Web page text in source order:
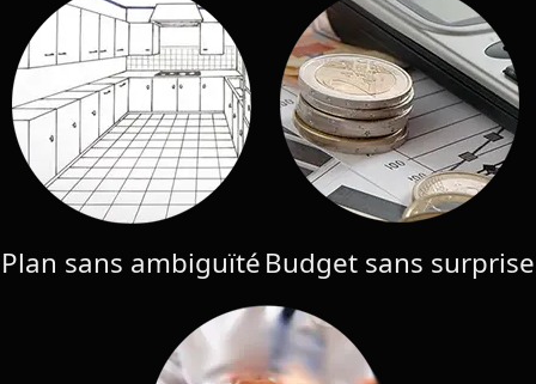
Plan sans ambiguïtéBudget sans surprise